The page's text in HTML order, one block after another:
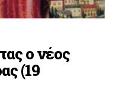
ο νέος
(19